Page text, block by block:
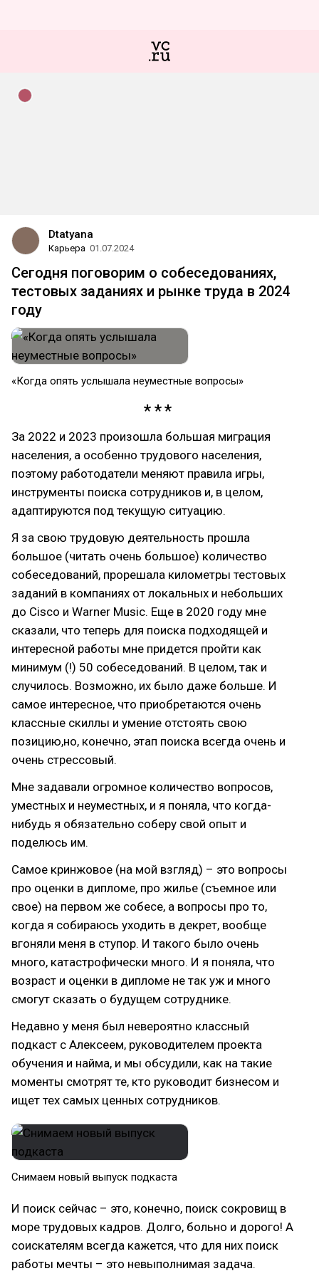
Dtatyana
Карьера 01.07.2024
Сегодня поговорим о собеседованиях,
тестовых заданиях и рынке труда в 2024
году
«Когда опять услышала неуместные вопросы»
За 2022 и 2023 произошла большая миграция
населения, а особенно трудового населения,
поэтому работодатели меняют правила игры,
инструменты поиска сотрудников и, в целом,
адаптируются под текущую ситуацию.
Я за свою трудовую деятельность прошла
большое (читать очень большое) количество
собеседований, прорешала километры тестовых
заданий в компаниях от локальных и небольших
до Cisco и Warner Music. Еще в 2020 году мне
сказали, что теперь для поиска подходящей и
интересной работы мне придется пройти как
минимум (!) 50 собеседований. В целом, так и
случилось. Возможно, их было даже больше. И
самое интересное, что приобретаются очень
классные скиллы и умение отстоять свою
позицию,но, конечно, этап поиска всегда очень и
очень стрессовый.
Мне задавали огромное количество вопросов,
уместных и неуместных, и я поняла, что когда-
нибудь я обязательно соберу свой опыт и
поделюсь им.
Самое кринжовое (на мой взгляд) – это вопросы
про оценки в дипломе, про жилье (съемное или
свое) на первом же собесе, а вопросы про то,
когда я собираюсь уходить в декрет, вообще
вгоняли меня в ступор. И такого было очень
много, катастрофически много. И я поняла, что
возраст и оценки в дипломе не так уж и много
смогут сказать о будущем сотруднике.
Недавно у меня был невероятно классный
подкаст с Алексеем, руководителем проекта
обучения и найма, и мы обсудили, как на такие
моменты смотрят те, кто руководит бизнесом и
ищет тех самых ценных сотрудников.
Снимаем новый выпуск подкаста
И поиск сейчас – это, конечно, поиск сокровищ в
море трудовых кадров. Долго, больно и дорого! А
соискателям всегда кажется, что для них поиск
работы мечты – это невыполнимая задача.